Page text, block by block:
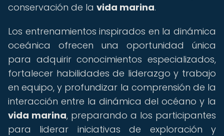
conservación de la vida marina.
Los entrenamientos inspirados en la dinámica
oceánica ofrecen una oportunidad única
para adquirir conocimientos especializados,
fortalecer habilidades de liderazgo y trabajo
en equipo, y profundizar la comprensión de la
interacción entre la dinámica del océano y la
vida marina, preparando a los participantes
para liderar iniciativas de exploración y